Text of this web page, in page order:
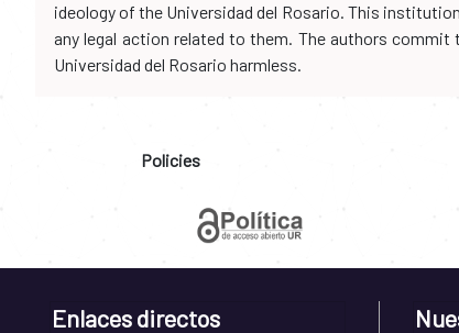
ideology of the Universidad del Rosario. This
any legal action related to them. The authors
Universidad del Rosario harmless.
Policies
Enlaces directos